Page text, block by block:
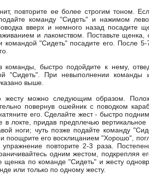
повторите ее более строгим тоном.
команду "Сидеть" и нажимом
вверх и немного назад посадите
и лакомством. Поставьте щенка,
"Сидеть" посадите его. После 5-
команды, быстро подойдите к нему,
"Сидеть". При невыполнении команды
выше.
жесту можно следующим образом.
повернув ошейник с поводком
его. Сделайте жест - быстро
в локте, придав предплечью вертикальное
ноги; чуть позже подайте команду
поощрите его восклицанием "Хорошо",
повторите 2-3 раза.
одним жестом, подкрепляя
щенка по команде "Сидеть" и жесту
или только по одному жесту.